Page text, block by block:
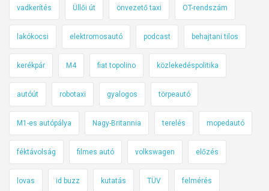
vadkerítés Üllői út önvezető taxi OT-rendszám
lakókocsi elektromosautó podcast behajtani tilos
kerékpár M4 fiat topolino közlekedéspolitika
autóút robotaxi gyalogos törpeautó
M1-es autópálya Nagy-Britannia terelés mopedautó
féktávolság filmes autó volkswagen előzés
lovas id buzz kutatás TÜV felmérés